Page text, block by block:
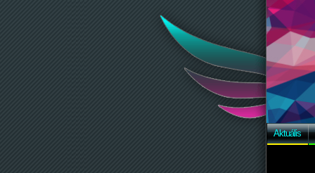
Aktuális